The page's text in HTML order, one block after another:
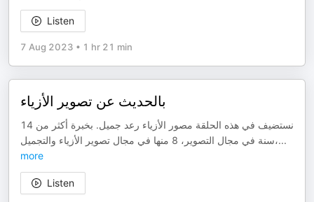
Listen
7 Aug 2023 • 1 hr 21 min
بالحدیث عن تصویر الأزیاء
نستضيف في هذه الحلقة مصور الأزياء رعد جميل. بخبرة أكثر من 14
سنة في مجال التصوير، 8 منها في مجال تصوير الأزياء والتجميل،...
more
Listen